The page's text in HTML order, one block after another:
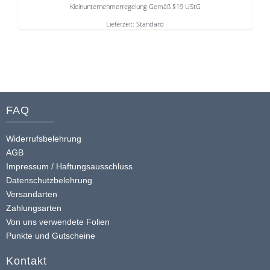
Kleinunternehmerregelung Gemäß §19 UStG
Lieferzeit: Standard
auf.
auf
der
Produktseite
gewählt
werden
FAQ
Widerrufsbelehrung
AGB
Impressum / Haftungsausschluss
Datenschutzbelehrung
Versandarten
Zahlungsarten
Von uns verwendete Folien
Punkte und Gutscheine
Kontakt